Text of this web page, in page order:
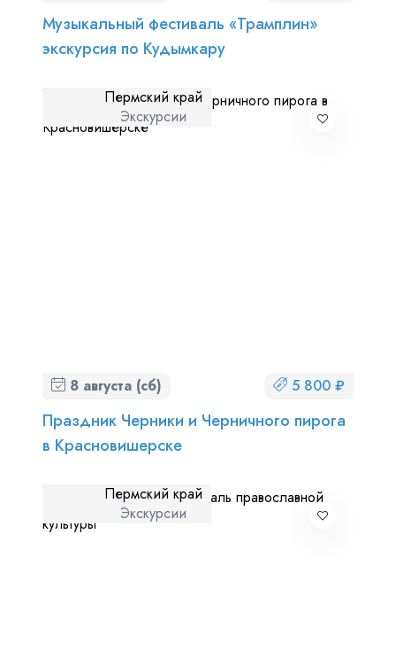
Музыкальный фестиваль «Трамплин»
экскурсия по Кудымкару
Пермский край
Экскурсии
8 августа (сб) 5 800 ₽
Праздник Черники и Черничного пирога
в Красновишерске
Пермский край
Экскурсии